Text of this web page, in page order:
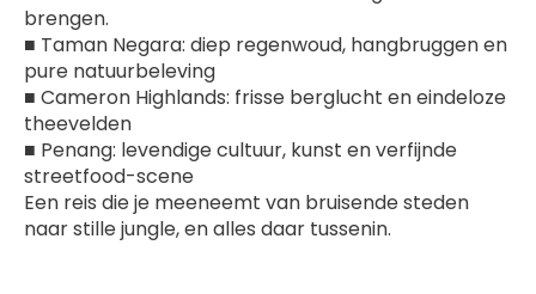
brengen.
■ Taman Negara: diep regenwoud, hangbruggen en
pure natuurbeleving
■ Cameron Highlands: frisse berglucht en eindeloze
theevelden
■ Penang: levendige cultuur, kunst en verfijnde
streetfood-scene
Een reis die je meeneemt van bruisende steden
naar stille jungle, en alles daar tussenin.